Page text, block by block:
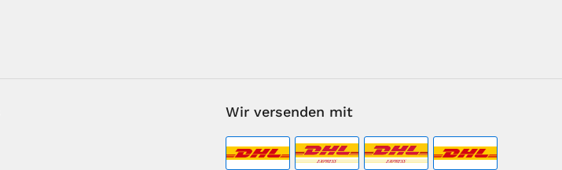
Wir versenden mit